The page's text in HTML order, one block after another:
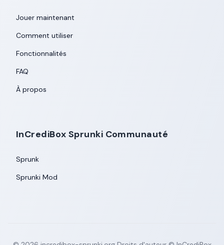
Jouer maintenant
Comment utiliser
Fonctionnalités
FAQ
À propos
InCrediBox Sprunki Communauté
Sprunk
Sprunki Mod